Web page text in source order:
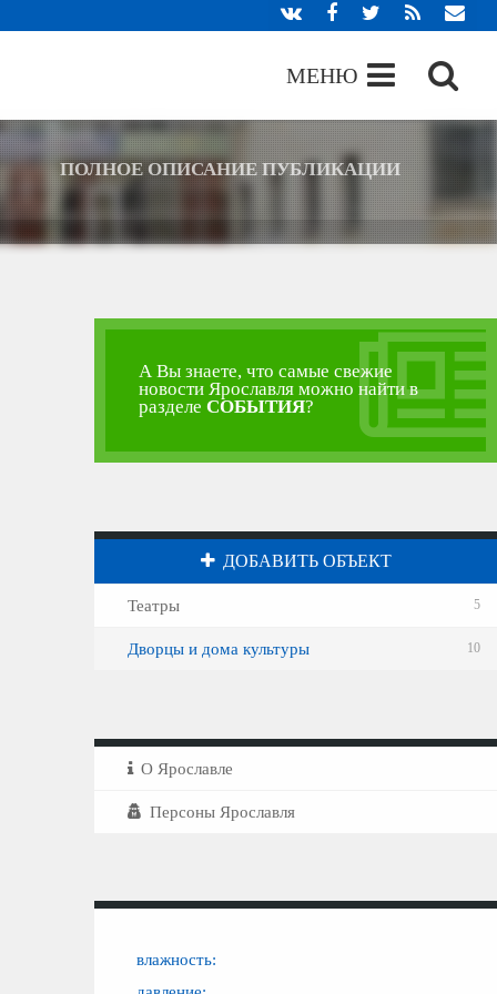
МЕНЮ
ПОЛНОЕ ОПИСАНИЕ ПУБЛИКАЦИИ
А Вы знаете, что самые свежие
новости Ярославля можно найти в
разделеСОБЫТИЯ?
ДОБАВИТЬ ОБЪЕКТ
Театры 5
Дворцы и дома культуры 10
О Ярославле
Персоны Ярославля
влажность: